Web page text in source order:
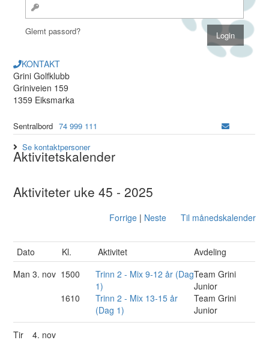
Glemt passord?
KONTAKT
Grini Golfklubb
Griniveien 159
1359 Eiksmarka
Sentralbord 74 999 111
Se kontaktpersoner
Aktivitetskalender
Aktiviteter uke 45 - 2025
Forrige| Neste Til månedskalender
Dato Kl. Aktivitet
Avdeling
Man3. nov 1500
Trinn 2 - Mix 9-12 år (Dag
1)
Team Grini
Junior
1610
Trinn 2 - Mix 13-15 år
(Dag 1)
Team Grini
Junior
Tir 4. nov